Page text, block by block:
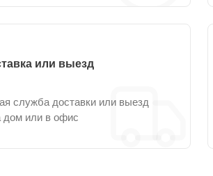
или выезд
служба доставки или выезд
дом или в офис